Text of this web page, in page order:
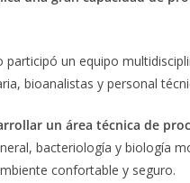
participó un equipo
bioanalistas y personal
un área técnica de
bacteriología y biología
confortable y seguro.